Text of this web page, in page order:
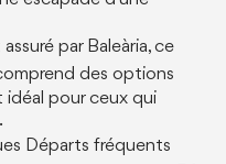
par Baleària, ce
des options
pour ceux qui
Départs fréquents